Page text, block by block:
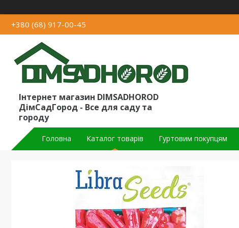
+380 (68) 917-00-45
Інтернет магазин DIMSADHOROD
ДімСадГород - Все для саду та
городу
Головна Каталог товарів Гуртовим покупцям